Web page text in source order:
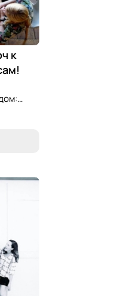
к